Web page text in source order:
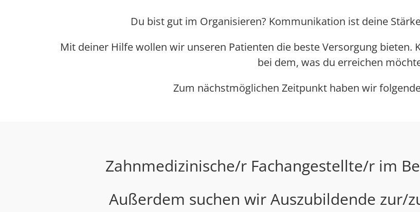
Du bist gut im Organisieren? Kommunikation ist deine
Mit deiner Hilfe wollen wir unseren Patienten die beste Versorgung
bei dem, was du erreichen
Zum nächstmöglichen Zeitpunkt haben wir
Zahnmedizinische/r Fachangestellte/r im
Außerdem suchen wir Auszubildende zur/